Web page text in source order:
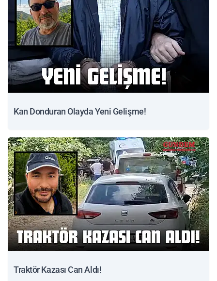
Kan Donduran Olayda Yeni Gelişme!
Traktör Kazası Can Aldı!